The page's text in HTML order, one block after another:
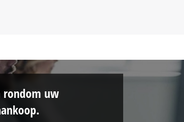
rondom uw